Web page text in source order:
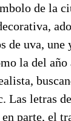
de la
de uva, une
la del año
Las letras
parte, el